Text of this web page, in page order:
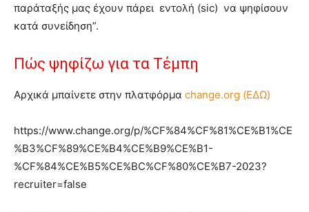
παράταξής μας έχουν πάρει εντολή (sic) να ψηφίσουν
κατά συνείδηση”.
Πώς ψηφίζω για τα Τέμπη
Αρχικά μπαίνετε στην πλατφόρμα change.org (ΕΔΩ)
https://www.change.org/p/%CF%84%CF%81%CE%B1%CE
%B3%CF%89%CE%B4%CE%B9%CE%B1-
%CF%84%CE%B5%CE%BC%CF%80%CE%B7-2023?
recruiter=false